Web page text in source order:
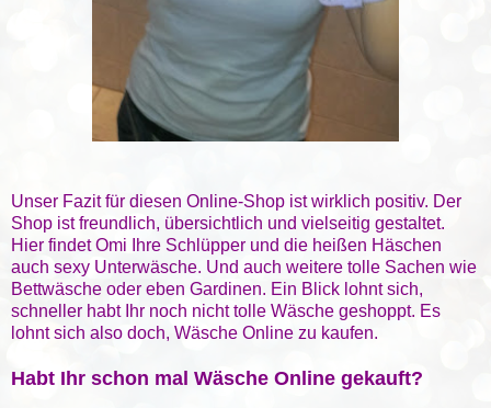
Unser Fazit für diesen Online-Shop ist wirklich positiv. Der
Shop ist freundlich, übersichtlich und vielseitig gestaltet.
Hier findet Omi Ihre Schlüpper und die heißen Häschen
auch sexy Unterwäsche. Und auch weitere tolle Sachen wie
Bettwäsche oder eben Gardinen. Ein Blick lohnt sich,
schneller habt Ihr noch nicht tolle Wäsche geshoppt. Es
lohnt sich also doch, Wäsche Online zu kaufen.
Habt Ihr schon mal Wäsche Online gekauft?